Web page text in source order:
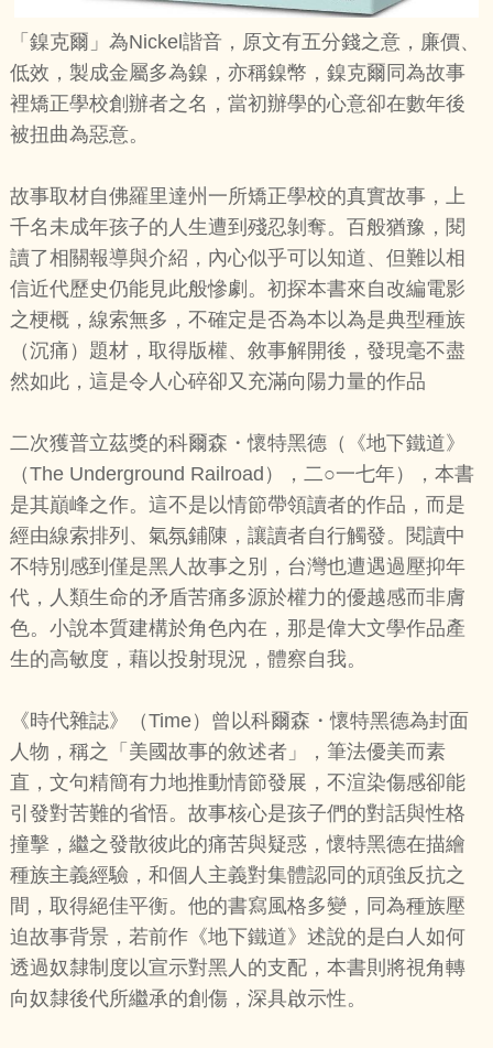
「鎳克爾」為Nickel諧音，原文有五分錢之意，廉價、
低效，製成金屬多為鎳，亦稱鎳幣，鎳克爾同為故事
裡矯正學校創辦者之名，當初辦學的心意卻在數年後
被扭曲為惡意。
故事取材自佛羅里達州一所矯正學校的真實故事，上
千名未成年孩子的人生遭到殘忍剝奪。百般猶豫，閱
讀了相關報導與介紹，內心似乎可以知道、但難以相
信近代歷史仍能見此般慘劇。初探本書來自改編電影
之梗概，線索無多，不確定是否為本以為是典型種族
（沉痛）題材，取得版權、敘事解開後，發現毫不盡
然如此，這是令人心碎卻又充滿向陽力量的作品
二次獲普立茲獎的科爾森・懷特黑德（《地下鐵道》
（The Underground Railroad），二○一七年），本書
是其巔峰之作。這不是以情節帶領讀者的作品，而是
經由線索排列、氣氛鋪陳，讓讀者自行觸發。閱讀中
不特別感到僅是黑人故事之別，台灣也遭遇過壓抑年
代，人類生命的矛盾苦痛多源於權力的優越感而非膚
色。小說本質建構於角色內在，那是偉大文學作品產
生的高敏度，藉以投射現況，體察自我。
《時代雜誌》（Time）曾以科爾森・懷特黑德為封面
人物，稱之「美國故事的敘述者」，筆法優美而素
直，文句精簡有力地推動情節發展，不渲染傷感卻能
引發對苦難的省悟。故事核心是孩子們的對話與性格
撞擊，繼之發散彼此的痛苦與疑惑，懷特黑德在描繪
種族主義經驗，和個人主義對集體認同的頑強反抗之
間，取得絕佳平衡。他的書寫風格多變，同為種族壓
迫故事背景，若前作《地下鐵道》述說的是白人如何
透過奴隸制度以宣示對黑人的支配，本書則將視角轉
向奴隸後代所繼承的創傷，深具啟示性。